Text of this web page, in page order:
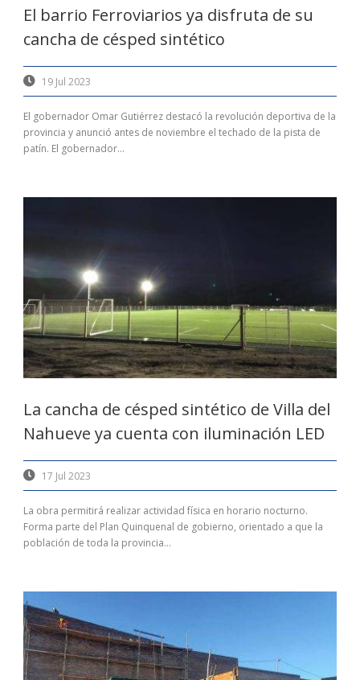
El barrio Ferroviarios ya disfruta de su
cancha de césped sintético
19 Jul 2023
El gobernador Omar Gutiérrez destacó la revolución deportiva de la
provincia y anunció antes de noviembre el techado de la pista de
patín. El gobernador...
La cancha de césped sintético de Villa del
Nahueve ya cuenta con iluminación LED
17 Jul 2023
La obra permitirá realizar actividad física en horario nocturno.
Forma parte del Plan Quinquenal de gobierno, orientado a que la
población de toda la provincia...